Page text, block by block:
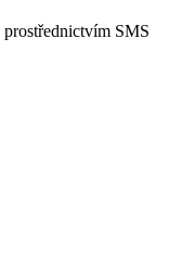
prostřednictvím SMS